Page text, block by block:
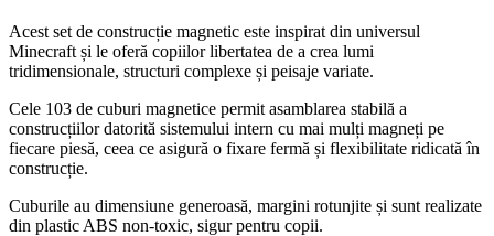
Acest set de construcție magnetic este inspirat din universul
Minecraft și le oferă copiilor libertatea de a crea lumi
tridimensionale, structuri complexe și peisaje variate.
Cele 103 de cuburi magnetice permit asamblarea stabilă a
construcțiilor datorită sistemului intern cu mai mulți magneți pe
fiecare piesă, ceea ce asigură o fixare fermă și flexibilitate ridicată în
construcție.
Cuburile au dimensiune generoasă, margini rotunjite și sunt realizate
din plastic ABS non-toxic, sigur pentru copii.